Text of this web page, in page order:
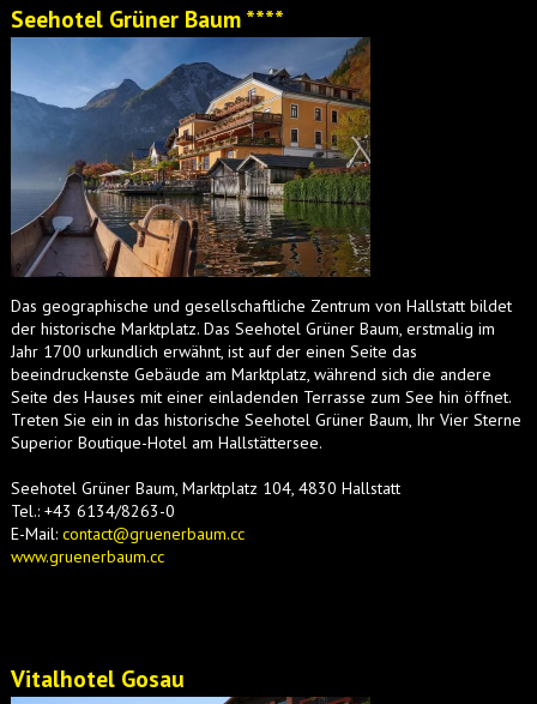
Seehotel Grüner Baum ****
Das geographische und gesellschaftliche Zentrum von Hallstatt bildet
der historische Marktplatz. Das Seehotel Grüner Baum, erstmalig im
Jahr 1700 urkundlich erwähnt, ist auf der einen Seite das
beeindruckenste Gebäude am Marktplatz, während sich die andere
Seite des Hauses mit einer einladenden Terrasse zum See hin öffnet.
Treten Sie ein in das historische Seehotel Grüner Baum, Ihr Vier Sterne
Superior Boutique-Hotel am Hallstättersee.
Seehotel Grüner Baum, Marktplatz 104, 4830 Hallstatt
Tel.: +43 6134/8263-0
E-Mail: contact@gruenerbaum.cc
www.gruenerbaum.cc
Vitalhotel Gosau